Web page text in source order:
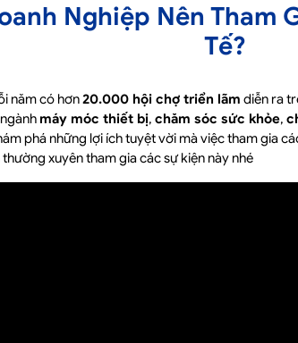
Nghiệp Nên Tham
Tế?
năm có hơn20.000 hội chợ triển lãm diễn ra
máy móc thiết bị, chăm sóc sức khỏe,
phá những lợi ích tuyệt vời mà việc tham gia
xuyên tham gia các sự kiện này nhé